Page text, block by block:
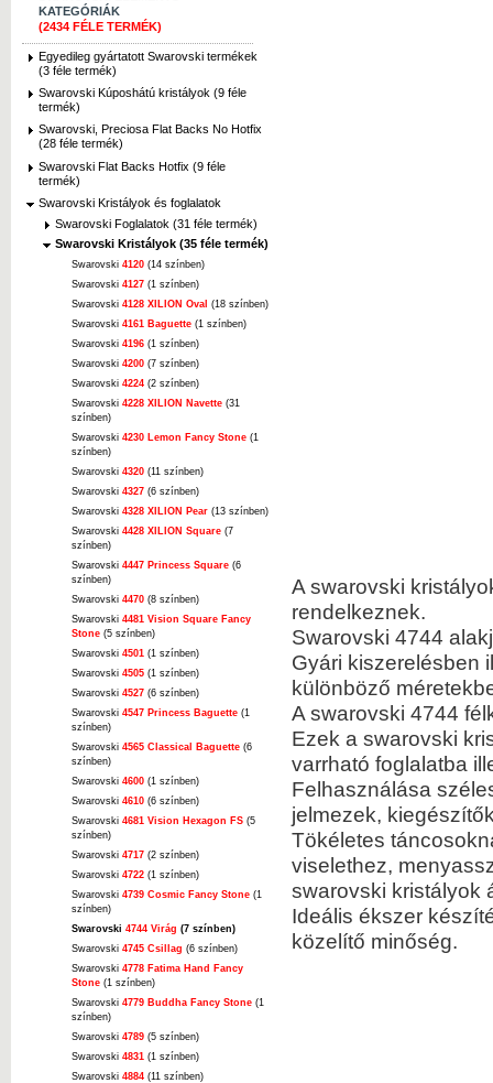
KATEGÓRIÁK
(2434 FÉLE TERMÉK)
Egyedileg gyártatott Swarovski termékek
(3 féle termék)
Swarovski Kúposhátú kristályok (9 féle
termék)
Swarovski, Preciosa Flat Backs No Hotfix
(28 féle termék)
Swarovski Flat Backs Hotfix (9 féle
termék)
Swarovski Kristályok és foglalatok
Swarovski Foglalatok (31 féle termék)
Swarovski Kristályok (35 féle termék)
Swarovski 4120 (14 színben)
Swarovski 4127 (1 színben)
Swarovski 4128 XILION Oval (18 színben)
Swarovski 4161 Baguette (1 színben)
Swarovski 4196 (1 színben)
Swarovski 4200 (7 színben)
Swarovski 4224 (2 színben)
Swarovski 4228 XILION Navette (31
színben)
Swarovski 4230 Lemon Fancy Stone (1
színben)
Swarovski 4320 (11 színben)
Swarovski 4327 (6 színben)
Swarovski 4328 XILION Pear (13 színben)
Swarovski 4428 XILION Square (7
színben)
Swarovski 4447 Princess Square (6
színben)
Swarovski 4470 (8 színben)
Swarovski 4481 Vision Square Fancy
Stone (5 színben)
Swarovski 4501 (1 színben)
Swarovski 4505 (1 színben)
Swarovski 4527 (6 színben)
Swarovski 4547 Princess Baguette (1
színben)
Swarovski 4565 Classical Baguette (6
színben)
Swarovski 4600 (1 színben)
Swarovski 4610 (6 színben)
Swarovski 4681 Vision Hexagon FS (5
színben)
Swarovski 4717 (2 színben)
Swarovski 4722 (1 színben)
Swarovski 4739 Cosmic Fancy Stone (1
színben)
Swarovski 4744 Virág (7 színben)
Swarovski 4745 Csillag (6 színben)
Swarovski 4778 Fatima Hand Fancy
Stone (1 színben)
Swarovski 4779 Buddha Fancy Stone (1
színben)
Swarovski 4789 (5 színben)
Swarovski 4831 (1 színben)
Swarovski 4884 (11 színben)
A swarovski
rendelkeznek.
Swarovski 4744
Gyári kiszerelésben
különböző
A swarovski 4744
Ezek a swarovski
varrható foglalatba
Felhasználása
jelmezek,
Tökéletes
viselethez,
swarovski kristályok
Ideális ékszer
közelítő minőség.